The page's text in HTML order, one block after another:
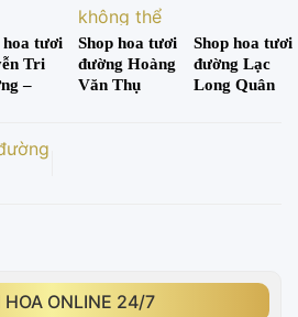
hoa tươi
Tri
–
thân
Shop hoa tươi
đường Hoàng
Văn Thụ
Shop hoa tươi
đường Lạc
Long Quân
ONLINE 24/7